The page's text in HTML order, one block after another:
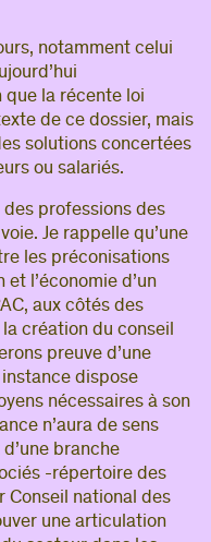
notamment celui
que la récente loi
de ce dossier, mais
solutions concertées
ou salariés.
des professions des
Je rappelle qu’une
les préconisations
l’économie d’un
aux côtés des
création du conseil
preuve d’une
dispose
nécessaires à son
n’aura de sens
branche
-répertoire des
Conseil national des
une articulation